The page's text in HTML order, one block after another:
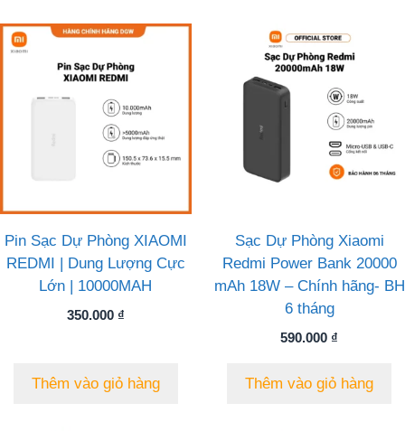
Pin Sạc Dự Phòng XIAOMI
REDMI | Dung Lượng Cực
Lớn | 10000MAH
350.000 ₫
Thêm vào giỏ hàng
Sạc Dự Phòng Xiaomi
Redmi Power Bank 20000
mAh 18W – Chính hãng- BH
6 tháng
590.000 ₫
Thêm vào giỏ hàng